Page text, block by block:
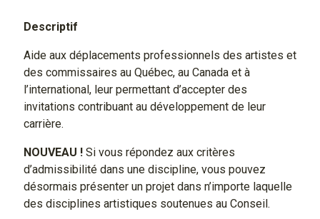
Descriptif
Aide aux déplacements professionnels des artistes et
des commissaires au Québec, au Canada et à
l’international, leur permettant d’accepter des
invitations contribuant au développement de leur
carrière.
NOUVEAU !Si vous répondez aux critères
d’admissibilité dans une discipline, vous pouvez
désormais présenter un projet dans n’importe laquelle
des disciplines artistiques soutenues au Conseil.